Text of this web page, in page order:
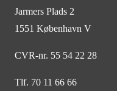
Jarmers Plads 2
1551 København V
CVR-nr. 55 54 22 28
Tlf. 70 11 66 66